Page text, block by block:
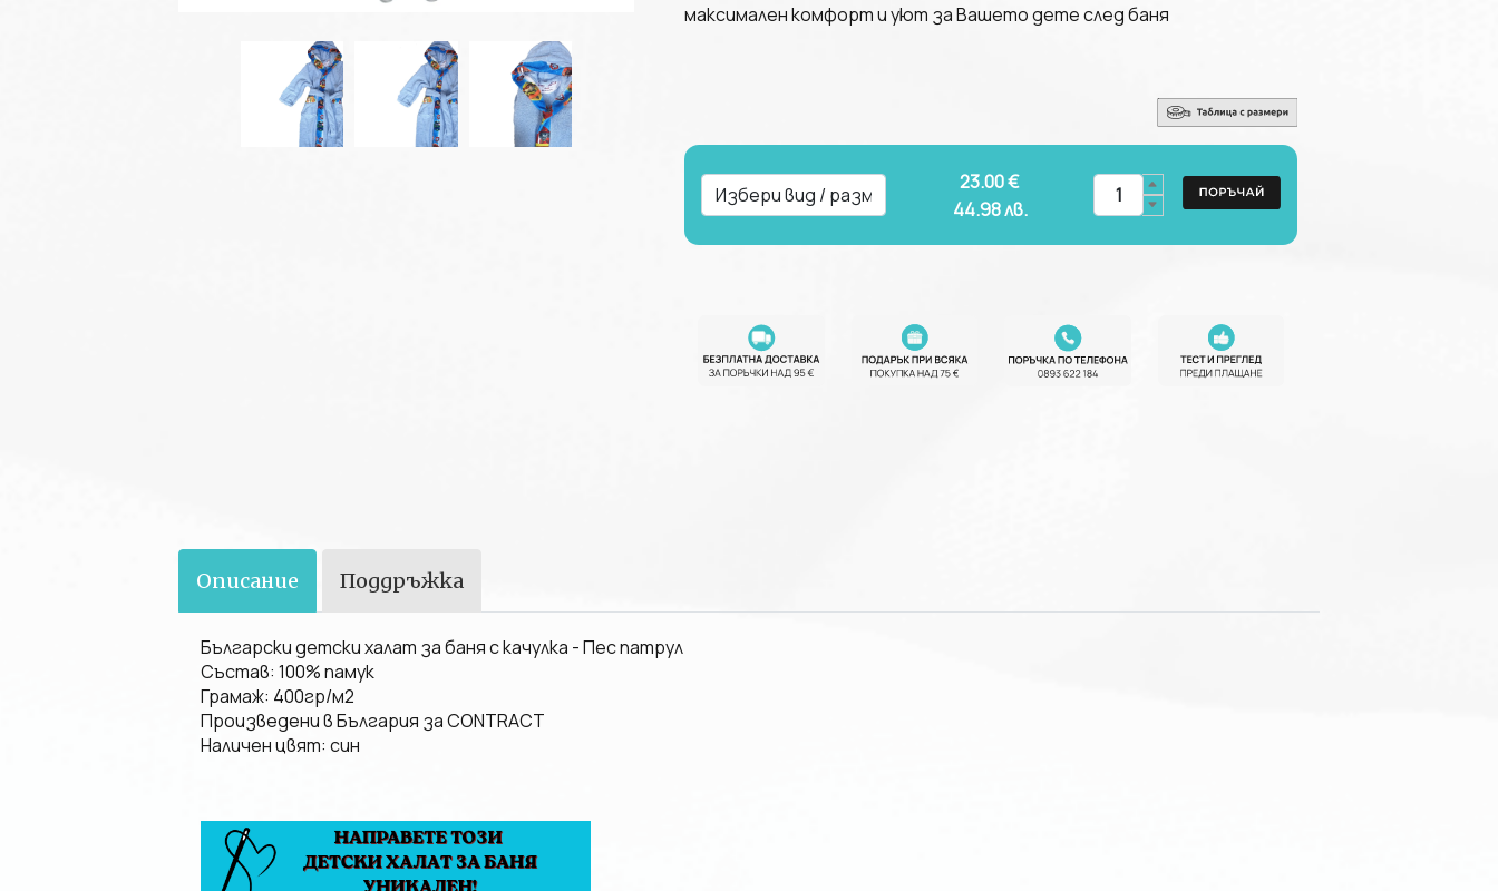
максимален комфорт и уют за Вашето дете след баня
23.00 €
44.98лв.
Описание Поддръжка
Български детски халат за баня с качулка - Пес патрул
Състав: 100% памук
Грамаж: 400гр/м2
Произведени в България за CONTRACT
Наличен цвят: син